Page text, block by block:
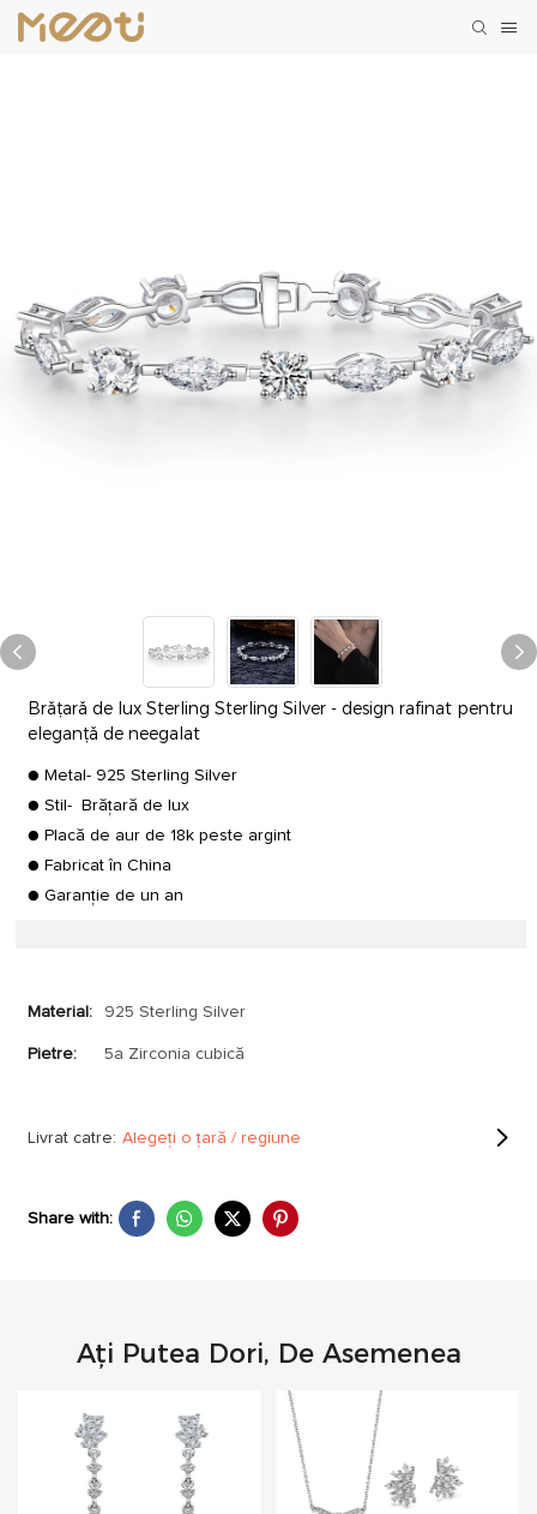
Brățară de lux Sterling Sterling Silver - design rafinat pentru
eleganță de neegalat
● Metal- 925 Sterling Silver
● Stil- Brățară de lux
● Placă de aur de 18k peste argint
● Fabricat în China
● Garanție de un an
Material: 925 Sterling Silver
Pietre: 5a Zirconia cubică
Livrat catre: Alegeți o țară / regiune
Share with:
Ați Putea Dori, De Asemenea